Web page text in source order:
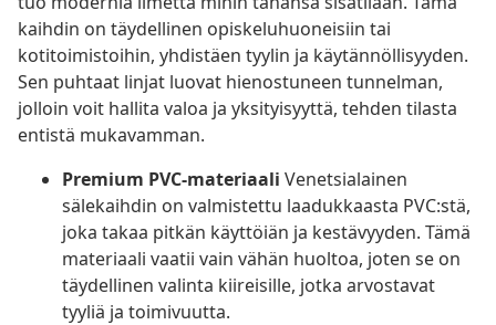
kaihdin on täydellinen opiskeluhuoneisiin tai
kotitoimistoihin, yhdistäen tyylin ja käytännöllisyyden.
Sen puhtaat linjat luovat hienostuneen tunnelman,
jolloin voit hallita valoa ja yksityisyyttä, tehden tilasta
entistä mukavamman.
Premium PVC-materiaali Venetsialainen
sälekaihdin on valmistettu laadukkaasta PVC:stä,
joka takaa pitkän käyttöiän ja kestävyyden. Tämä
materiaali vaatii vain vähän huoltoa, joten se on
täydellinen valinta kiireisille, jotka arvostavat
tyyliä ja toimivuutta.